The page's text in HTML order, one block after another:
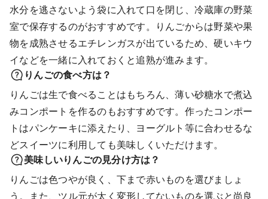
水分を逃さないよう袋に入れて口を閉じ、冷蔵庫の野菜
室で保存するのがおすすめです。りんごからは野菜や果
物を成熟させるエチレンガスが出ているため、硬いキウ
イなどを一緒に入れておくと追熟が進みます。
りんごの食べ方は？
りんごは生で食べることはもちろん、薄い砂糖水で煮込
みコンポートを作るのもおすすめです。作ったコンポー
トはパンケーキに添えたり、ヨーグルト等に合わせるな
どスイーツに利用しても美味しくいただけます。
美味しいりんごの見分け方は？
りんごは色つやが良く、下まで赤いものを選びましょ
う。また、ツル元が太く変形してないものを選ぶと尚良